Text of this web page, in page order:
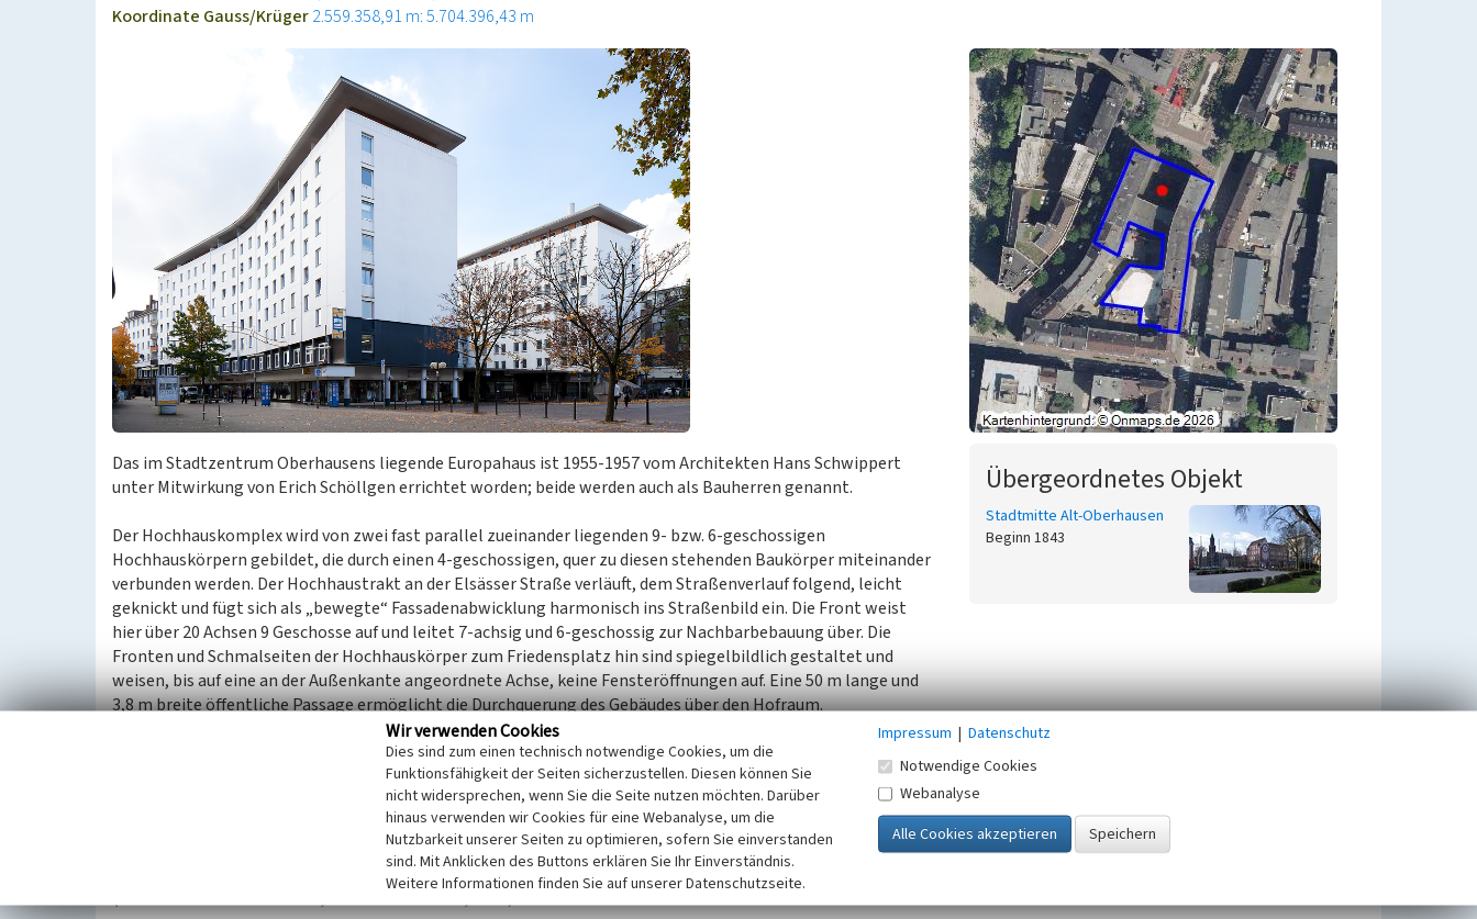
Koordinate Gauss/Krüger2.559.358,91 m: 5.704.396,43 m
Das im Stadtzentrum Oberhausens liegende Europahaus ist 1955-1957 vom Architekten Hans Schwippert
unter Mitwirkung von Erich Schöllgen errichtet worden; beide werden auch als Bauherren genannt.
Der Hochhauskomplex wird von zwei fast parallel zueinander liegenden 9- bzw. 6-geschossigen
Hochhauskörpern gebildet, die durch einen 4-geschossigen, quer zu diesen stehenden Baukörper miteinander
verbunden werden. Der Hochhaustrakt an der Elsässer Straße verläuft, dem Straßenverlauf folgend, leicht
geknickt und fügt sich als „bewegte“ Fassadenabwicklung harmonisch ins Straßenbild ein. Die Front weist
hier über 20 Achsen 9 Geschosse auf und leitet 7-achsig und 6-geschossig zur Nachbarbebauung über. Die
Fronten und Schmalseiten der Hochhauskörper zum Friedensplatz hin sind spiegelbildlich gestaltet und
weisen, bis auf eine an der Außenkante angeordnete Achse, keine Fensteröffnungen auf. Eine 50 m lange und
3,8 m breite öffentliche Passage ermöglicht die Durchquerung des Gebäudes über den Hofraum.
Zum Friedensplatz hin ist mittig zwischen den Hochhauskörpern die Einfahrt zur Tiefgarage für ca. 30
Kraftwagen angeordnet, die beidseitig von Kioskhäuschen über ovalem Grundriss eingefasst wird. Hinter dem
verbindenden Flachdach der ovalen Pavillons liegt ein Innenhof mit der Abfahrt zur Tiefgarage, der nach
Süden begrenzt ist durch den 4-geschossigen Verbindungstrakt. Dieser Gebäuderiegel hatte ursprünglich eine
Glasfassade anstelle der heutigen hellen Putzfassade.
Übergeordnetes Objekt
Stadtmitte Alt-Oberhausen
Beginn 1843
Wir verwenden Cookies
Dies sind zum einen technisch notwendige Cookies, um die
Funktionsfähigkeit der Seiten sicherzustellen. Diesen können Sie
nicht widersprechen, wenn Sie die Seite nutzen möchten. Darüber
hinaus verwenden wir Cookies für eine Webanalyse, um die
Nutzbarkeit unserer Seiten zu optimieren, sofern Sie einverstanden
sind. Mit Anklicken des Buttons erklären Sie Ihr Einverständnis.
Weitere Informationen finden Sie auf unserer Datenschutzseite.
Impressum | Datenschutz
Notwendige Cookies
Webanalyse